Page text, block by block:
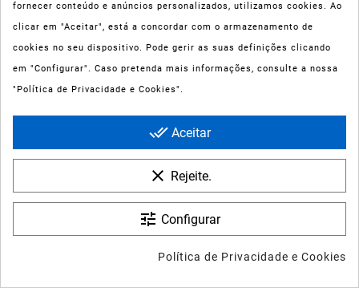
  
  
Cerave Gel Espuma De
9,73 €Preço
  
Cerave Creme Espuma
Hidratante De Limpeza
10,41 €Preço
fornecer conteúdo e anúncios personalizados, utilizamos cookies. Ao
clicar em "Aceitar", está a concordar com o armazenamento de
cookies no seu dispositivo. Pode gerir as suas definições clicando
em "Configurar". Caso pretenda mais informações, consulte a nossa
"Política de Privacidade e Cookies".
done_all Aceitar
clear Rejeite.
tune Configurar
Política de Privacidade e Cookies